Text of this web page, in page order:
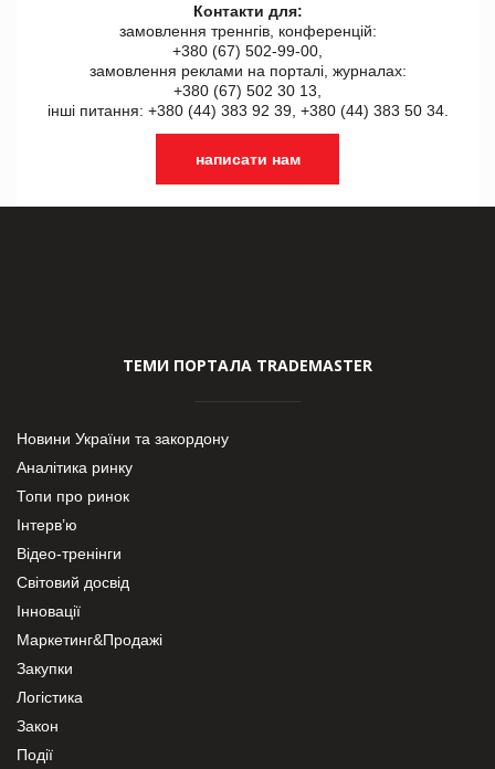
Контакти для:
замовлення треннгів, конференцій:
+380 (67) 502-99-00,
замовлення реклами на порталі, журналах:
+380 (67) 502 30 13,
інші питання: +380 (44) 383 92 39, +380 (44) 383 50 34.
написати нам
ТЕМИ ПОРТАЛА TRADEMASTER
Новини України та закордону
Аналітика ринку
Топи про ринок
Інтерв’ю
Відео-тренінги
Світовий досвід
Інновації
Маркетинг&Продажі
Закупки
Логістика
Закон
Події